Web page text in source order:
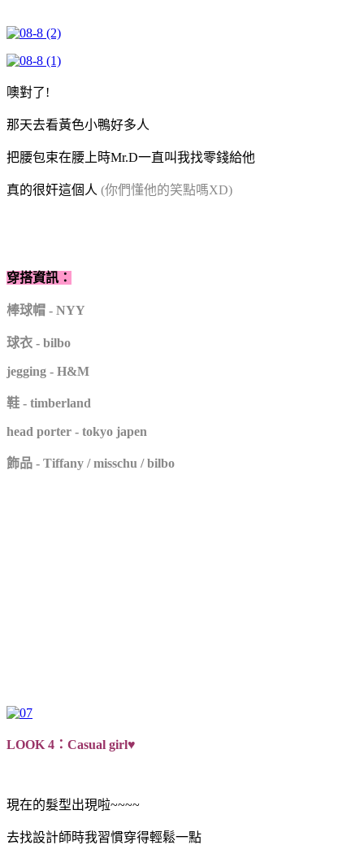
噢對了!
那天去看黃色小鴨好多人
把腰包束在腰上時Mr.D一直叫我找零錢給他
真的很奸這個人 (你們懂他的笑點嗎XD)
穿搭資訊：
棒球帽 - NYY
球衣 - bilbo
jegging - H&M
鞋 - timberland
head porter - tokyo japen
飾品 - Tiffany / misschu / bilbo
LOOK 4：Casual girl♥
現在的髮型出現啦~~~~
去找設計師時我習慣穿得輕鬆一點